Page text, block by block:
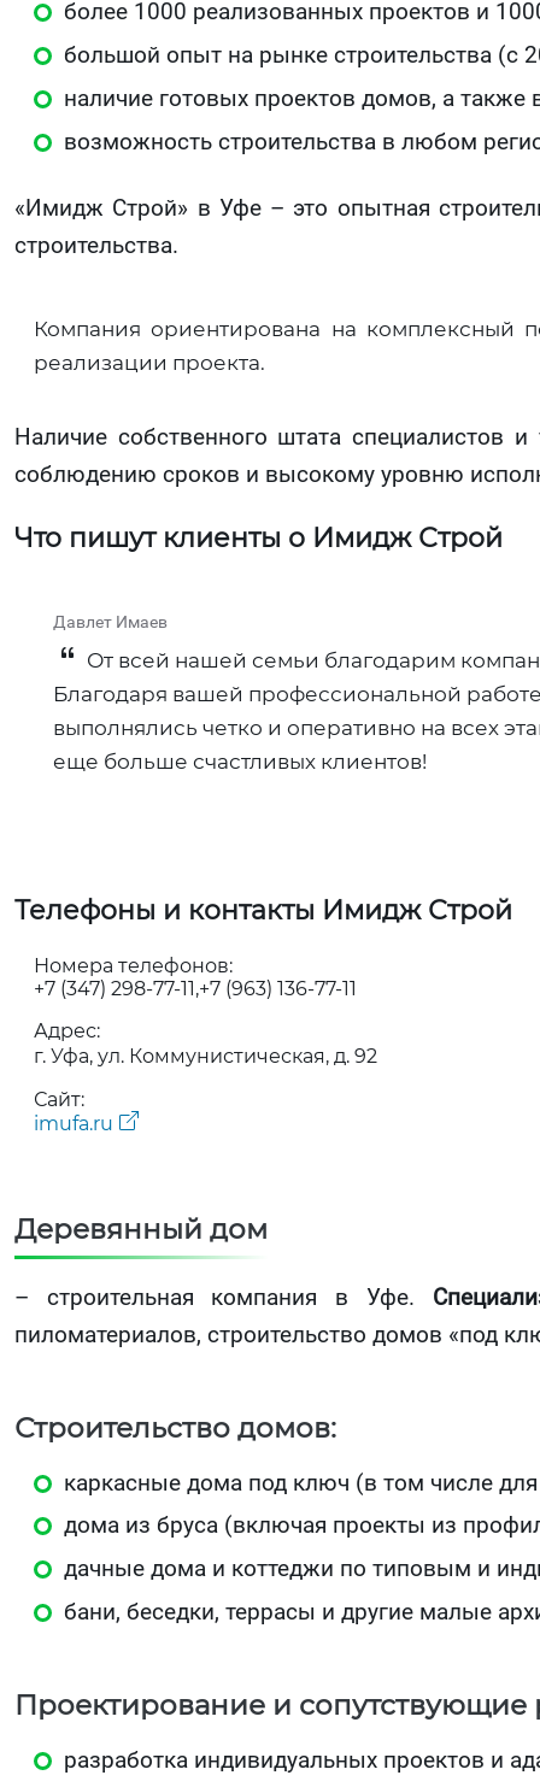
более 1000 реализованных проектов и
большой опыт на рынке строительства (с
наличие готовых проектов домов, а
возможность строительства в любом
«Имидж Строй» в Уфе – это опытная
строительства.
Компания ориентирована на комплексный
реализации проекта.
Наличие собственного штата специалистов
соблюдению сроков и высокому уровню
Что пишут клиенты о Имидж Строй
Давлет Имаев
От всей нашей семьи благодарим
Благодаря вашей профессиональной
выполнялись четко и оперативно на всех
еще больше счастливых клиентов!
Телефоны и контакты Имидж Строй
Номера телефонов:
+7 (347) 298-77-11 +7 (963) 136-77-11
Адрес:
г. Уфа, ул. Коммунистическая, д. 92
Сайт:
imufa.ru
Деревянный дом
– строительная компания в Уфе.
пиломатериалов, строительство домов «под
Строительство домов:
каркасные дома под ключ (в том числе
дома из бруса (включая проекты из
дачные дома и коттеджи по типовым и
бани, беседки, террасы и другие малые
Проектирование и сопутствующие
разработка индивидуальных проектов и